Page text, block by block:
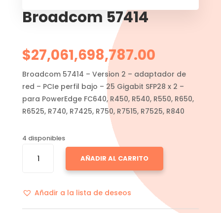
Broadcom 57414
$27,061,698,787.00
Broadcom 57414 – Version 2 – adaptador de
red – PCIe perfil bajo – 25 Gigabit SFP28 x 2 –
para PowerEdge FC640, R450, R540, R550, R650,
R6525, R740, R7425, R750, R7515, R7525, R840
4 disponibles
57414
AÑADIR AL CARRITO
Añadir a la lista de deseos